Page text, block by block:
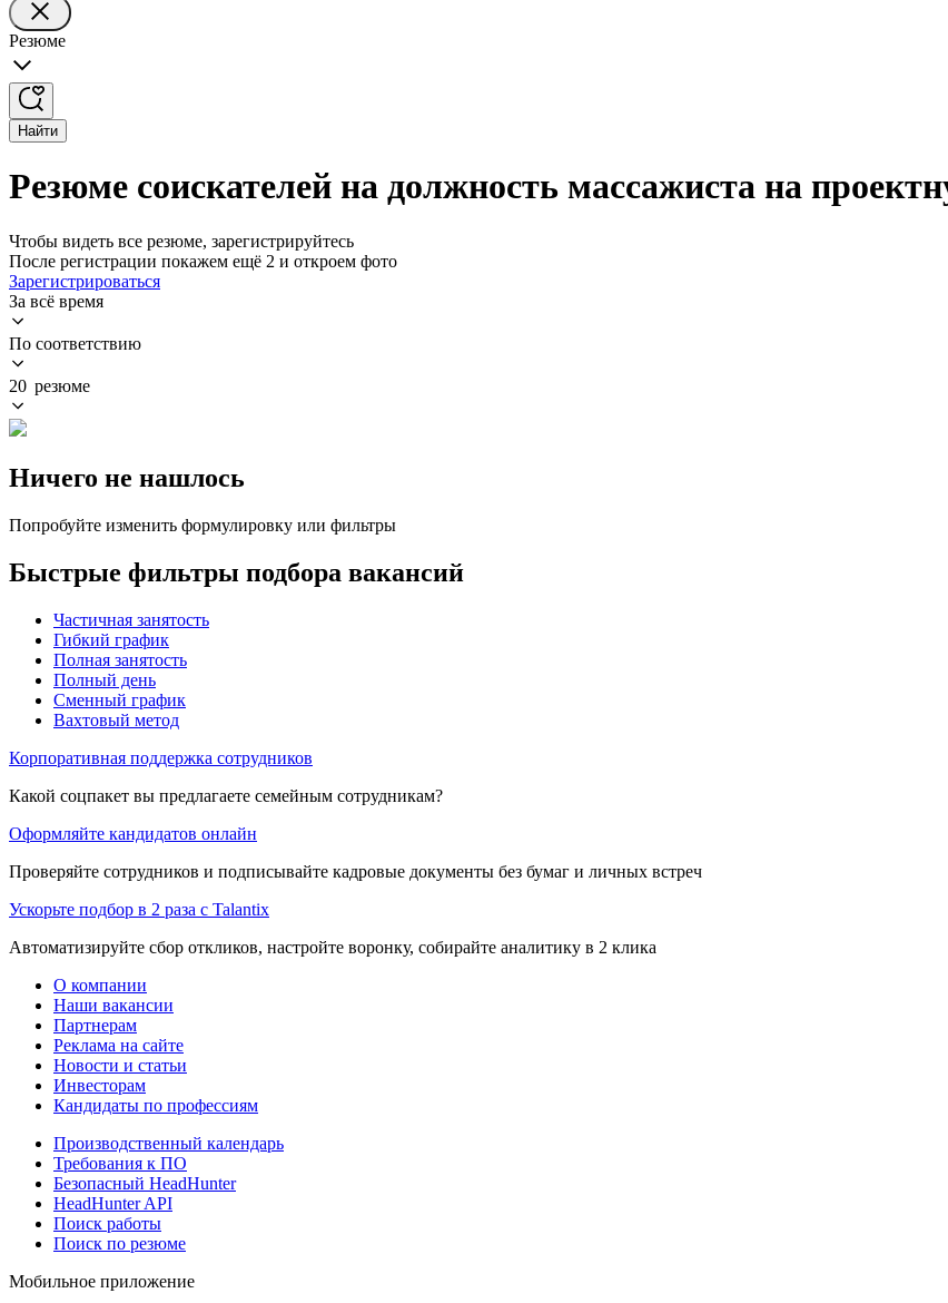
Резюме
Найти
Резюме соискателей на должность массажиста на
Чтобы видеть все резюме, зарегистрируйтесь
После регистрации покажем ещё 2 и откроем фото
Зарегистрироваться
За всё время
По соответствию
20 резюме
Ничего не нашлось
Попробуйте изменить формулировку или фильтры
Быстрые фильтры подбора вакансий
Частичная занятость
Гибкий график
Полная занятость
Полный день
Сменный график
Вахтовый метод
Корпоративная поддержка сотрудников
Какой соцпакет вы предлагаете семейным сотрудникам?
Оформляйте кандидатов онлайн
Проверяйте сотрудников и подписывайте кадровые документы без бумаг и личных встреч
Ускорьте подбор в 2 раза с Talantix
Автоматизируйте сбор откликов, настройте воронку, собирайте аналитику в 2 клика
О компании
Наши вакансии
Партнерам
Реклама на сайте
Новости и статьи
Инвесторам
Кандидаты по профессиям
Производственный календарь
Требования к ПО
Безопасный HeadHunter
HeadHunter API
Поиск работы
Поиск по резюме
Мобильное приложение